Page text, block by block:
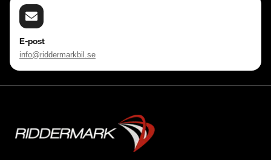
E-post
info@riddermarkbil.se